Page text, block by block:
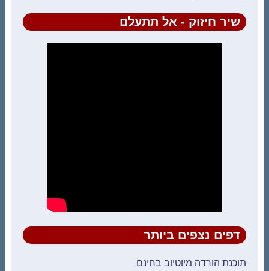
שיר חיזוק - אל תתעלם
דפים נצפים ביותר
תוכנת הורדה מיוטיוב בחינם